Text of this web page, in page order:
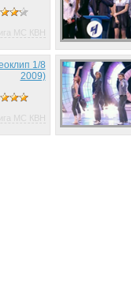
МС КВН
1/8
2009)
МС КВН